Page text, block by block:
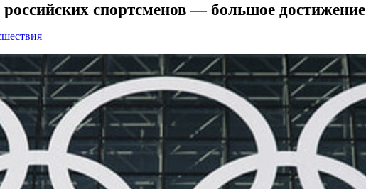
спортсменов — большое достижение